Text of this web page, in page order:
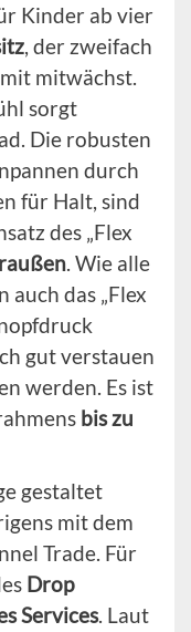
Kinder ab vier
, der zweifach
mitwächst.
sorgt
Die robusten
durch
für Halt, sind
des „Flex
. Wie alle
auch das „Flex
gut verstauen
werden. Es ist
bis zu
gestaltet
mit dem
Trade. Für
Drop
Services. Laut